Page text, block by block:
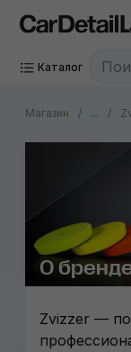
Каталог
Магазин ...
О
Zvizzer —